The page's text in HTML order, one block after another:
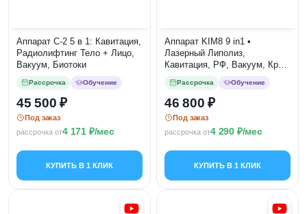
Аппарат С-2 5 в 1: Кавитация,
Радиолифтинг Тело + Лицо,
Вакуум, Биотоки
Рассрочка Обучение
45 500
Под заказ
рассрочка от4 171 /мес
КУПИТЬ В 1 КЛИК
Аппарат KIM8 9 in1 •
Лазерный Липолиз,
Кавитация, РФ, Вакуум, Крио,
Рассрочка Обучение
46 800
Под заказ
рассрочка от4 290 /мес
КУПИТЬ В 1 КЛИК